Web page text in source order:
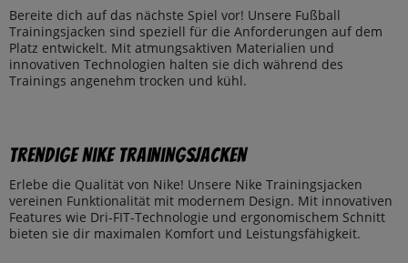
Bereite dich auf das nächste Spiel vor! Unsere Fußball
Trainingsjacken sind speziell für die Anforderungen auf dem
Platz entwickelt. Mit atmungsaktiven Materialien und
innovativen Technologien halten sie dich während des
Trainings angenehm trocken und kühl.
Trendige Nike Trainingsjacken
Erlebe die Qualität von Nike! Unsere Nike Trainingsjacken
vereinen Funktionalität mit modernem Design. Mit innovativen
Features wie Dri-FIT-Technologie und ergonomischem Schnitt
bieten sie dir maximalen Komfort und Leistungsfähigkeit.